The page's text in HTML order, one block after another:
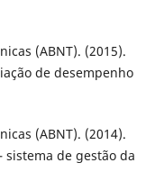
(ABNT). (2015).
de desempenho
(ABNT). (2014).
sistema de gestão da